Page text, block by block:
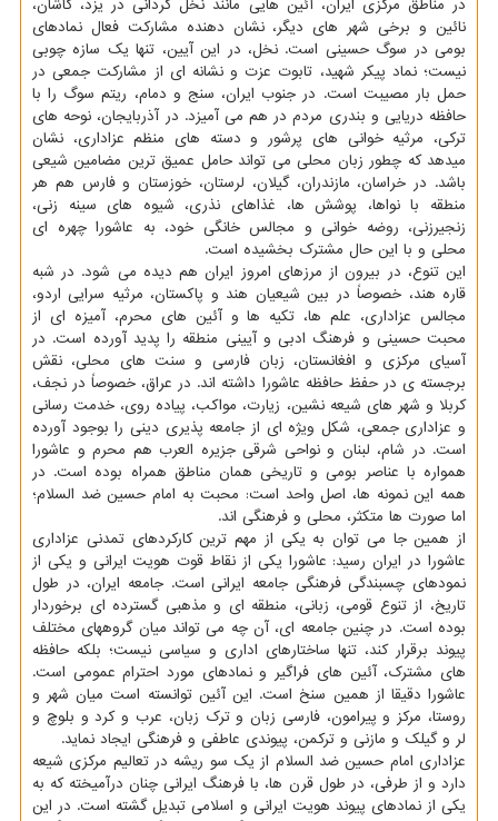
در مناطق مرکزی ایران، آئین هایی مانند نخل گردانی در یزد، کاشان،
نائین و برخی شهر های دیگر، نشان دهنده مشارکت فعال نمادهای
بومی در سوگ حسینی است. نخل، در این آیین، تنها یک سازه چوبی
نیست؛ نماد پیکر شهید، تابوت عزت و نشانه ای از مشارکت جمعی در
حمل بار مصیبت است. در جنوب ایران، سنج و دمام، ریتم سوگ را با
حافظه دریایی و بندری مردم در هم می آمیزد. در آذربایجان، نوحه های
ترکی، مرثیه خوانی های پرشور و دسته های منظم عزاداری، نشان
میدهد که چطور زبان محلی می تواند حامل عمیق ترین مضامین شیعی
باشد. در خراسان، مازندران، گیلان، لرستان، خوزستان و فارس هم هر
منطقه با نواها، پوشش ها، غذاهای نذری، شیوه های سینه زنی،
زنجیرزنی، روضه خوانی و مجالس خانگی خود، به عاشورا چهره ای
محلی و با این حال مشترک بخشیده است.
این تنوع، در بیرون از مرزهای امروز ایران هم دیده می شود. در شبه
قاره هند، خصوصاً در بین شیعیان هند و پاکستان، مرثیه سرایی اردو،
مجالس عزاداری، علم ها، تکیه ها و آئین های محرم، آمیزه ای از
محبت حسینی و فرهنگ ادبی و آیینی منطقه را پدید آورده است. در
آسیای مرکزی و افغانستان، زبان فارسی و سنت های محلی، نقش
برجسته ی در حفظ حافظه عاشورا داشته اند. در عراق، خصوصاً در نجف،
کربلا و شهر های شیعه نشین، زیارت، مواکب، پیاده روی، خدمت رسانی
و عزاداری جمعی، شکل ویژه ای از جامعه پذیری دینی را بوجود آورده
است. در شام، لبنان و نواحی شرقی جزیره العرب هم محرم و عاشورا
همواره با عناصر بومی و تاریخی همان مناطق همراه بوده است. در
همه این نمونه ها، اصل واحد است: محبت به امام حسین ضد السلام؛
اما صورت ها متکثر، محلی و فرهنگی اند.
از همین جا می توان به یکی از مهم ترین کارکردهای تمدنی عزاداری
عاشورا در ایران رسید: عاشورا یکی از نقاط قوت هویت ایرانی و یکی از
نمودهای چسبندگی فرهنگی جامعه ایرانی است. جامعه ایران، در طول
تاریخ، از تنوع قومی، زبانی، منطقه ای و مذهبی گسترده ای برخوردار
بوده است. در چنین جامعه ای، آن چه می تواند میان گروههای مختلف
پیوند برقرار کند، تنها ساختارهای اداری و سیاسی نیست؛ بلکه حافظه
های مشترک، آئین های فراگیر و نمادهای مورد احترام عمومی است.
عاشورا دقیقا از همین سنخ است. این آئین توانسته است میان شهر و
روستا، مرکز و پیرامون، فارسی زبان و ترک زبان، عرب و کرد و بلوچ و
لر و گیلک و مازنی و ترکمن، پیوندی عاطفی و فرهنگی ایجاد نماید.
عزاداری امام حسین ضد السلام از یک سو ریشه در تعالیم مرکزی شیعه
دارد و از طرفی، در طول قرن ها، با فرهنگ ایرانی چنان درآمیخته که به
یکی از نمادهای پیوند هویت ایرانی و اسلامی تبدیل گشته است. در این